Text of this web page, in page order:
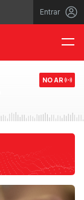
Entrar
NO AR